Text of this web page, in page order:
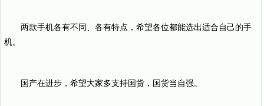
两款手机各有不同、各有特点，希望各位都能选出适合自己的手
机。
国产在进步，希望大家多支持国货，国货当自强。